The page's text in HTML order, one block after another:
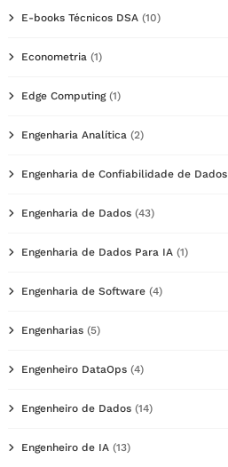
E-books Técnicos DSA (10)
Econometria (1)
Edge Computing(1)
Engenharia Analítica (2)
Engenharia de Confiabilidade de Dados
Engenharia de Dados (43)
Engenharia de Dados Para IA (1)
Engenharia de Software (4)
Engenharias (5)
Engenheiro DataOps (4)
Engenheiro de Dados (14)
Engenheiro de IA (13)